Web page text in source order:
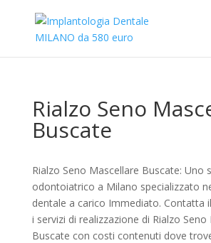
Rialzo Seno
Buscate
Rialzo Seno Mascellare Buscate: Uno
odontoiatrico a Milano specializzato
dentale a carico Immediato. Contatta
i servizi di realizzazione di Rialzo Seno
Buscate con costi contenuti dove